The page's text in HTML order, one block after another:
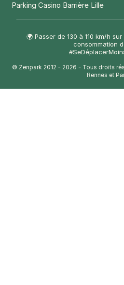
Parking Casino Barrière Lille
🌍 Passer de 130 à 110 km/h
consommation
© Zenpark 2012 - 2026 - Tous droits
Rennes et